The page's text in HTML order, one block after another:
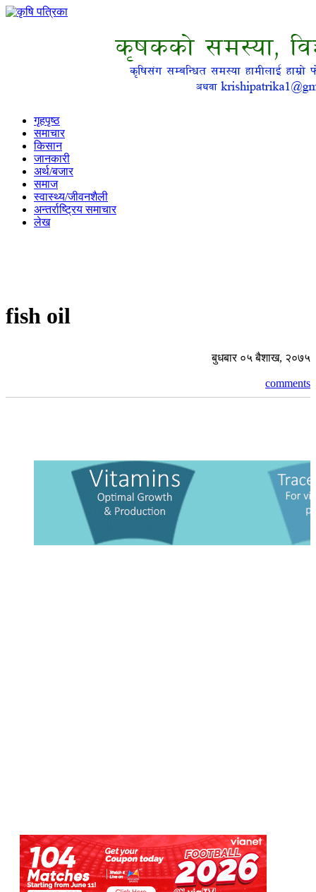
गृहपृष्ठ
समाचार
किसान
जानकारी
अर्थ/बजार
समाज
स्वास्थ्य/जीवनशैली
अन्तर्राष्ट्रिय समाचार
लेख
fish oil
बुधबार ०५ बैशाख, २०७५
comments